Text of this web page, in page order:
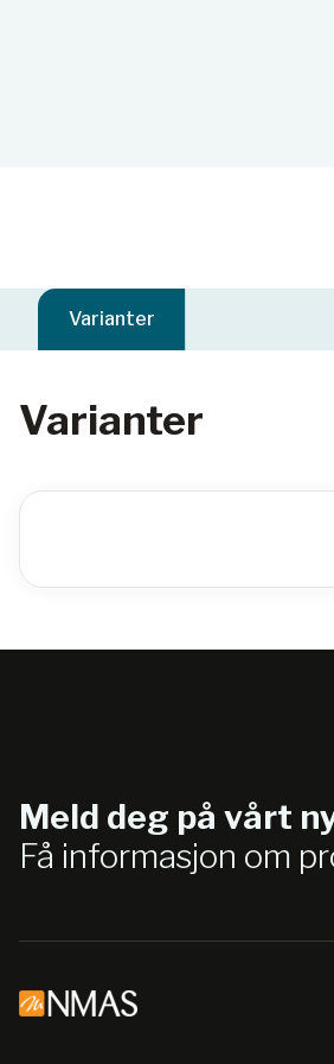
Varianter
Varianter
Meld deg på vårt
Få informasjon om